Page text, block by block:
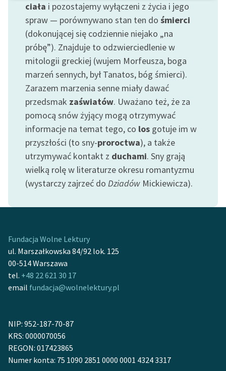
niepełnosprawnościami
E-kolekcja lektur
szkolnych i literatury do
słuchania dla uczennic i
uczniów z
niepełnosprawnościami
Feministyczne inspiracje.
Popularyzacja
skandynawskiej literatury
feministycznej
Ręce pełne poezji
Kolekcje edukacyjne
twórców przechodzących
lektur szkolnych oraz
Odkurzamy bohaterów
Szkoła Poezji Wolnych
Lektur
O nas
O projekcie
Zespół
ciała i pozostajemy wyłączeni z życia i jego
spraw — porównywano stan ten do śmierci
(dokonującej się codziennie niejako „na
próbę”). Znajduje to odzwierciedlenie w
mitologii greckiej (wujem Morfeusza, boga
marzeń sennych, był Tanatos, bóg śmierci).
Zarazem marzenia senne miały dawać
przedsmak zaświatów. Uważano też, że za
pomocą snów żyjący mogą otrzymywać
informacje na temat tego, co los gotuje im w
przyszłości (to sny-proroctwa), a także
utrzymywać kontakt z duchami. Sny grają
wielką rolę w literaturze okresu romantyzmu
(wystarczy zajrzeć do Dziadów Mickiewicza).
Fundacja Wolne Lektury
ul. Marszałkowska 84/92 lok. 125
00-514 Warszawa
tel. +48 22 621 30 17
email fundacja@wolnelektury.pl
NIP: 952-187-70-87
KRS: 0000070056
REGON: 017423865
Numer konta: 75 1090 2851 0000 0001 4324 3317